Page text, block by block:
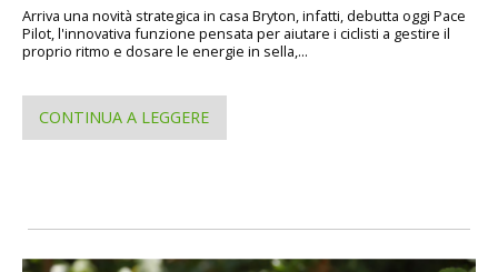
Arriva una novità strategica in casa Bryton, infatti, debutta oggi Pace
Pilot, l'innovativa funzione pensata per aiutare i ciclisti a gestire il
proprio ritmo e dosare le energie in sella,...
CONTINUA A LEGGERE